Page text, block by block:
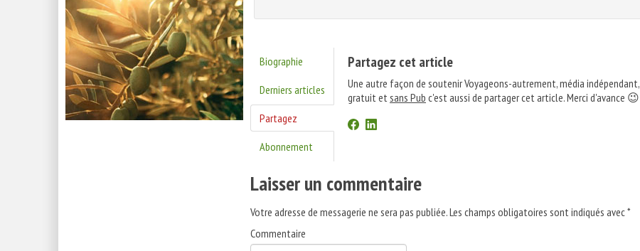
Biographie
Derniers articles
Partagez
Abonnement
Partagez cet article
Une autre façon de soutenir Voyageons-autrement, média indépendant,
gratuit etsans Pub c'est aussi de partager cet article. Merci d'avance 😉
Laisser un commentaire
Votre adresse de messagerie ne sera pas publiée.Les champs obligatoires sont indiqués avec*
Commentaire